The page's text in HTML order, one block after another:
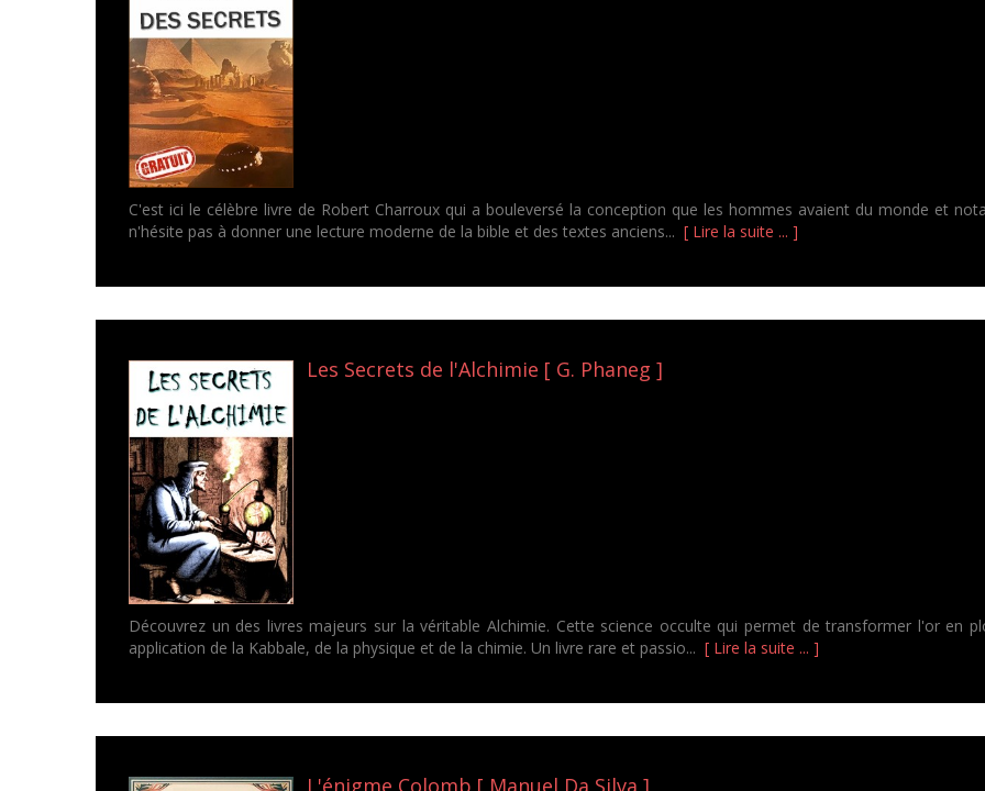
C'est ici le célèbre livre de Robert Charroux qui a bouleversé la conception que les hommes avaient du monde et
n'hésite pas à donner une lecture moderne de la bible et des textes anciens... [ Lire la suite ... ]
Les Secrets de l'Alchimie [ G. Phaneg ]
Découvrez un des livres majeurs sur la véritable Alchimie. Cette science occulte qui permet de transformer l'or en
application de la Kabbale, de la physique et de la chimie. Un livre rare et passio... [ Lire la suite ... ]
L'énigme Colomb [ Manuel Da Silva ]